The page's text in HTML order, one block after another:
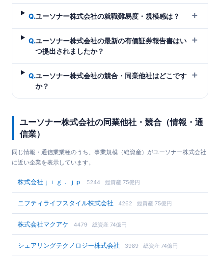
Q.ユーソナー株式会社の就職難易度・規模感は？ ＋
Q.ユーソナー株式会社の最新の有価証券報告書はい
つ提出されましたか？
＋
Q.ユーソナー株式会社の競合・同業他社はどこです
か？
＋
ユーソナー株式会社の同業他社・競合（情報・通
信業）
同じ情報・通信業業種のうち、事業規模（総資産）がユーソナー株式会社
に近い企業を表示しています。
株式会社ｊｉｇ．ｊｐ 5244 総資産 75億円
ニフティライフスタイル株式会社 4262 総資産 75億円
株式会社マクアケ 4479 総資産 74億円
シェアリングテクノロジー株式会社 3989 総資産 74億円